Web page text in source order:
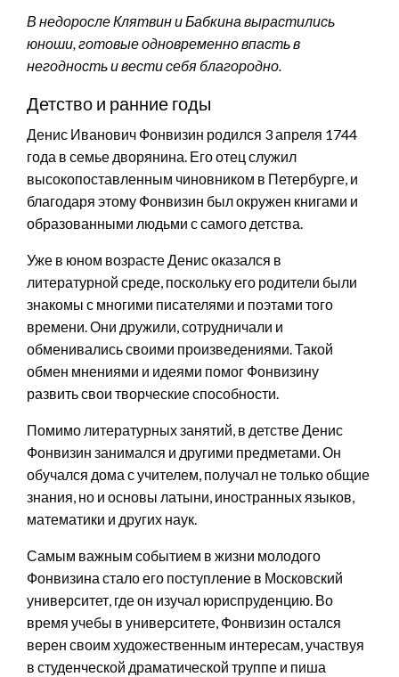
В недоросле Клятвин и Бабкина вырастились
юноши, готовые одновременно впасть в
негодность и вести себя благородно.
Детство и ранние годы
Денис Иванович Фонвизин родился 3 апреля 1744
года в семье дворянина. Его отец служил
высокопоставленным чиновником в Петербурге, и
благодаря этому Фонвизин был окружен книгами и
образованными людьми с самого детства.
Уже в юном возрасте Денис оказался в
литературной среде, поскольку его родители были
знакомы с многими писателями и поэтами того
времени. Они дружили, сотрудничали и
обменивались своими произведениями. Такой
обмен мнениями и идеями помог Фонвизину
развить свои творческие способности.
Помимо литературных занятий, в детстве Денис
Фонвизин занимался и другими предметами. Он
обучался дома с учителем, получал не только общие
знания, но и основы латыни, иностранных языков,
математики и других наук.
Самым важным событием в жизни молодого
Фонвизина стало его поступление в Московский
университет, где он изучал юриспруденцию. Во
время учебы в университете, Фонвизин остался
верен своим художественным интересам, участвуя
в студенческой драматической труппе и пиша